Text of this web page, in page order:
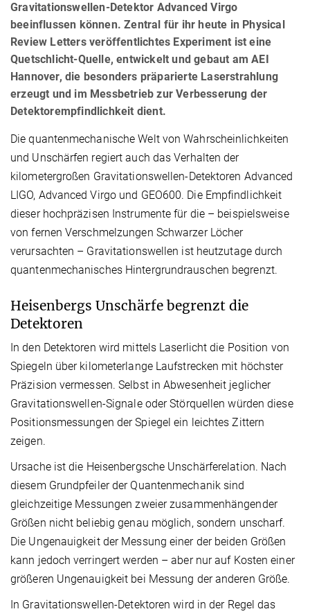
Gravitationswellen-Detektor Advanced Virgo
beeinflussen können. Zentral für ihr heute in Physical
Review Letters veröffentlichtes Experiment ist eine
Quetschlicht-Quelle, entwickelt und gebaut am AEI
Hannover, die besonders präparierte Laserstrahlung
erzeugt und im Messbetrieb zur Verbesserung der
Detektorempfindlichkeit dient.
Die quantenmechanische Welt von Wahrscheinlichkeiten
und Unschärfen regiert auch das Verhalten der
kilometergroßen Gravitationswellen-Detektoren Advanced
LIGO, Advanced Virgo und GEO600. Die Empfindlichkeit
dieser hochpräzisen Instrumente für die – beispielsweise
von fernen Verschmelzungen Schwarzer Löcher
verursachten – Gravitationswellen ist heutzutage durch
quantenmechanisches Hintergrundrauschen begrenzt.
Heisenbergs Unschärfe begrenzt die
Detektoren
In den Detektoren wird mittels Laserlicht die Position von
Spiegeln über kilometerlange Laufstrecken mit höchster
Präzision vermessen. Selbst in Abwesenheit jeglicher
Gravitationswellen-Signale oder Störquellen würden diese
Positionsmessungen der Spiegel ein leichtes Zittern
zeigen.
Ursache ist die Heisenbergsche Unschärferelation. Nach
diesem Grundpfeiler der Quantenmechanik sind
gleichzeitige Messungen zweier zusammenhängender
Größen nicht beliebig genau möglich, sondern unscharf.
Die Ungenauigkeit der Messung einer der beiden Größen
kann jedoch verringert werden – aber nur auf Kosten einer
größeren Ungenauigkeit bei Messung der anderen Größe.
In Gravitationswellen-Detektoren wird in der Regel das